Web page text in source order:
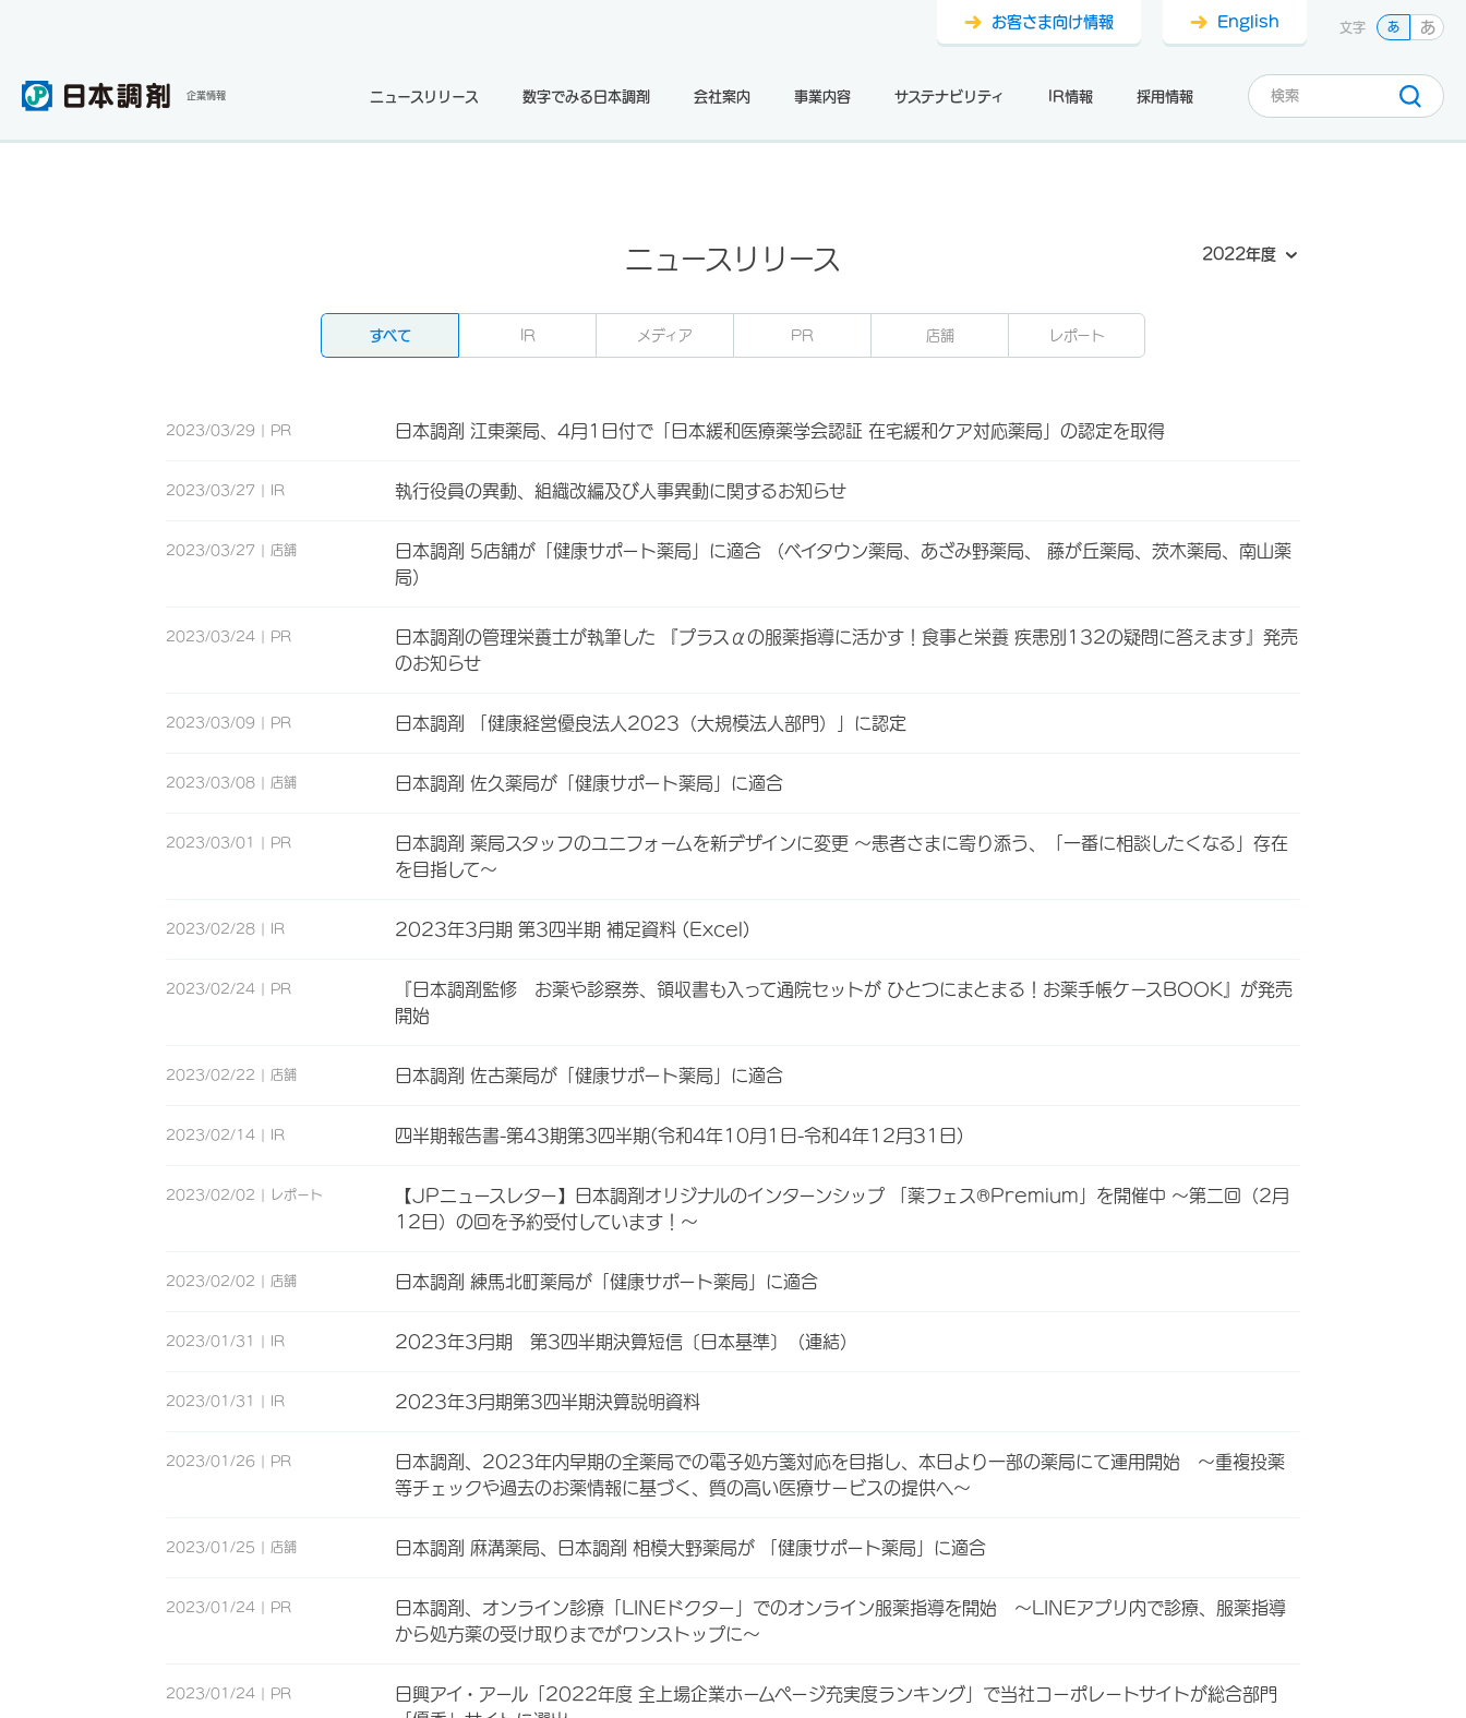
企業情報 ニュースリリース 数字でみる日本調剤 会社案内 事業内容 サステナビリティ IR情報 採用情報
お客さま向け情報 English 文字 あ あ
ニュースリリース 2022年度
すべて IR メディア PR 店舗 レポート
2023/03/29 PR 日本調剤 江東薬局、4月1日付で「日本緩和医療薬学会認証 在宅緩和ケア対応薬局」の認定を取得
2023/03/27 IR 執行役員の異動、組織改編及び人事異動に関するお知らせ
2023/03/27 店舗
日本調剤 5店舗が「健康サポート薬局」に適合 （ベイタウン薬局、あざみ野薬局、 藤が丘薬局、茨木薬局、南山薬
局）
2023/03/24 PR
日本調剤の管理栄養士が執筆した 『プラスαの服薬指導に活かす！食事と栄養 疾患別132の疑問に答えます』発売
のお知らせ
2023/03/09 PR 日本調剤 「健康経営優良法人2023（大規模法人部門）」に認定
2023/03/08 店舗 日本調剤 佐久薬局が「健康サポート薬局」に適合
2023/03/01 PR
日本調剤 薬局スタッフのユニフォームを新デザインに変更 ～患者さまに寄り添う、「一番に相談したくなる」存在
を目指して～
2023/02/28 IR 2023年3月期 第3四半期 補足資料 (Excel)
2023/02/24 PR
『日本調剤監修 お薬や診察券、領収書も入って通院セットが ひとつにまとまる！お薬手帳ケースBOOK』が発売
開始
2023/02/22 店舗 日本調剤 佐古薬局が「健康サポート薬局」に適合
2023/02/14 IR 四半期報告書-第43期第3四半期(令和4年10月1日-令和4年12月31日)
2023/02/02 レポート
【JPニュースレター】日本調剤オリジナルのインターンシップ 「薬フェス®Premium」を開催中 ～第二回（2月
12日）の回を予約受付しています！～
2023/02/02 店舗 日本調剤 練馬北町薬局が「健康サポート薬局」に適合
2023/01/31 IR 2023年3月期 第3四半期決算短信〔日本基準〕（連結）
2023/01/31 IR 2023年3月期第3四半期決算説明資料
2023/01/26 PR
日本調剤、2023年内早期の全薬局での電子処方箋対応を目指し、本日より一部の薬局にて運用開始 ～重複投薬
等チェックや過去のお薬情報に基づく、質の高い医療サービスの提供へ～
2023/01/25 店舗 日本調剤 麻溝薬局、日本調剤 相模大野薬局が 「健康サポート薬局」に適合
2023/01/24 PR
日本調剤、オンライン診療「LINEドクター」でのオンライン服薬指導を開始 ～LINEアプリ内で診療、服薬指導
から処方薬の受け取りまでがワンストップに～
2023/01/24 PR
日興アイ・アール「2022年度 全上場企業ホームページ充実度ランキング」で当社コーポレートサイトが総合部門